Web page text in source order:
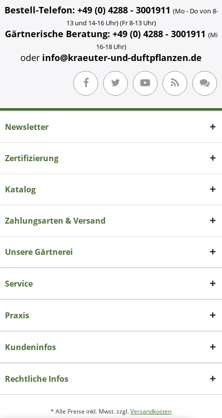
Bestell-Telefon: +49 (0) 4288 - 3001911 (Mo - Do von 8-
13 und 14-16 Uhr) (Fr 8-13 Uhr)
Gärtnerische Beratung: +49 (0) 4288 - 3001911 (Mi
16-18 Uhr)
oder info@kraeuter-und-duftpflanzen.de
Newsletter
Zertifizierung
Katalog
Zahlungsarten & Versand
Unsere Gärtnerei
Service
Praxis
Kundeninfos
Rechtliche Infos
* Alle Preise inkl. Mwst. zzgl.Versandkosten